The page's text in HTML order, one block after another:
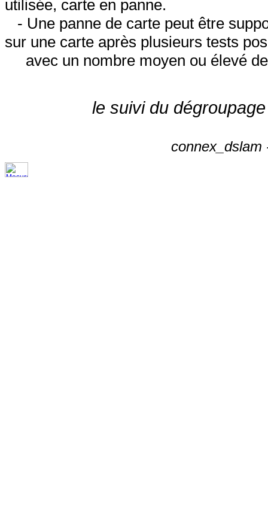
utilisée, carte en panne.
- Une panne de carte peut être
sur une carte après plusieurs tests
avec un nombre moyen ou élevé
le suivi du
connex_dslam